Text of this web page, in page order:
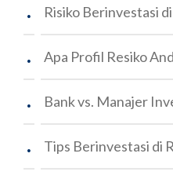
. Risiko Berinvestasi
. Apa Profil Resiko
. Bank vs. Manajer
. Tips Berinvestasi di